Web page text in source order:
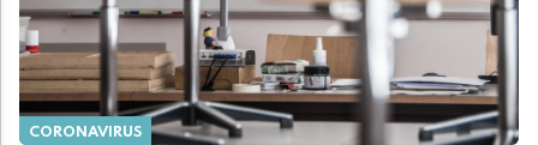
CORONAVIRUS